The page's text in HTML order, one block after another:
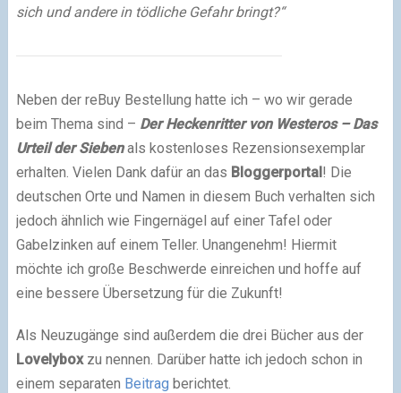
sich und andere in tödliche Gefahr bringt?“
Neben der reBuy Bestellung hatte ich – wo wir gerade
beim Thema sind – Der Heckenritter von Westeros – Das
Urteil der Siebenals kostenloses Rezensionsexemplar
erhalten. Vielen Dank dafür an das Bloggerportal! Die
deutschen Orte und Namen in diesem Buch verhalten sich
jedoch ähnlich wie Fingernägel auf einer Tafel oder
Gabelzinken auf einem Teller. Unangenehm! Hiermit
möchte ich große Beschwerde einreichen und hoffe auf
eine bessere Übersetzung für die Zukunft!
Als Neuzugänge sind außerdem die drei Bücher aus der
Lovelyboxzu nennen. Darüber hatte ich jedoch schon in
einem separaten Beitrag berichtet.